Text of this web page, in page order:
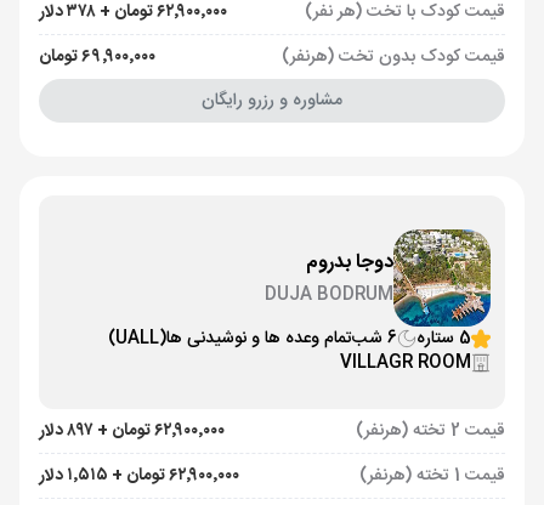
قیمت کودک با تخت (هر نفر)
۶۲٬۹۰۰٬۰۰۰ تومان + ۳۷۸ دلار
قیمت کودک بدون تخت (هرنفر)
۶۹٬۹۰۰٬۰۰۰ تومان
مشاوره و رزرو رایگان
دوجا بدروم
DUJA BODRUM
5 ستاره
6 شب تمام وعده ها و نوشیدنی ها(UALL)
VILLAGR ROOM
قیمت 2 تخته (هرنفر)
۶۲٬۹۰۰٬۰۰۰ تومان + ۸۹۷ دلار
قیمت 1 تخته (هرنفر)
۶۲٬۹۰۰٬۰۰۰ تومان + ۱٬۵۱۵ دلار